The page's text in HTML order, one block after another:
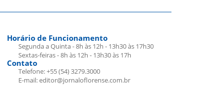
Horário de Funcionamento
Segunda a Quinta - 8h às 12h - 13h30 às 17h30
Sextas-feiras - 8h às 12h - 13h30 às 17h
Contato
Telefone: +55 (54) 3279.3000
E-mail: editor@jornaloflorense.com.br